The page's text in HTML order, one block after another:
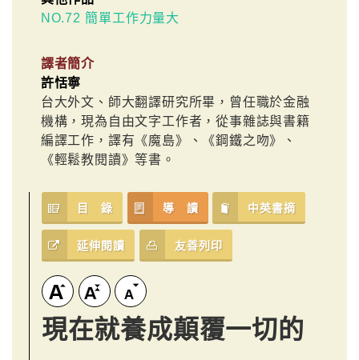
NO.72 簡單工作力量大
譯者簡介
許恬寧
台大外文、師大翻譯研究所畢，曾任職於金融
機構，現為自由文字工作者，從事雜誌與書籍
編譯工作，譯有《魔島》、《鋼鐵之吻》、
《輕鬆教閱讀》等書。
目 錄 導 讀 中英書摘
延伸閱讀 友善列印
現在就養成顛覆一切的